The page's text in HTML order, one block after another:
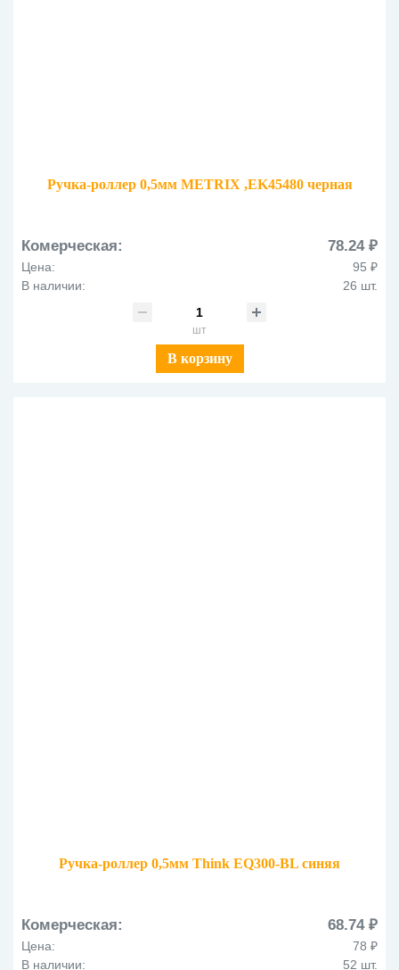
Ручка-роллер 0,5мм METRIX ,EK45480 черная
Комерческая: 78.24 ₽
Цена:
95 ₽
В наличии:
26 шт.
шт
В корзину
Ручка-роллер 0,5мм Think EQ300-BL синяя
Комерческая: 68.74 ₽
Цена:
78 ₽
В наличии:
52 шт.